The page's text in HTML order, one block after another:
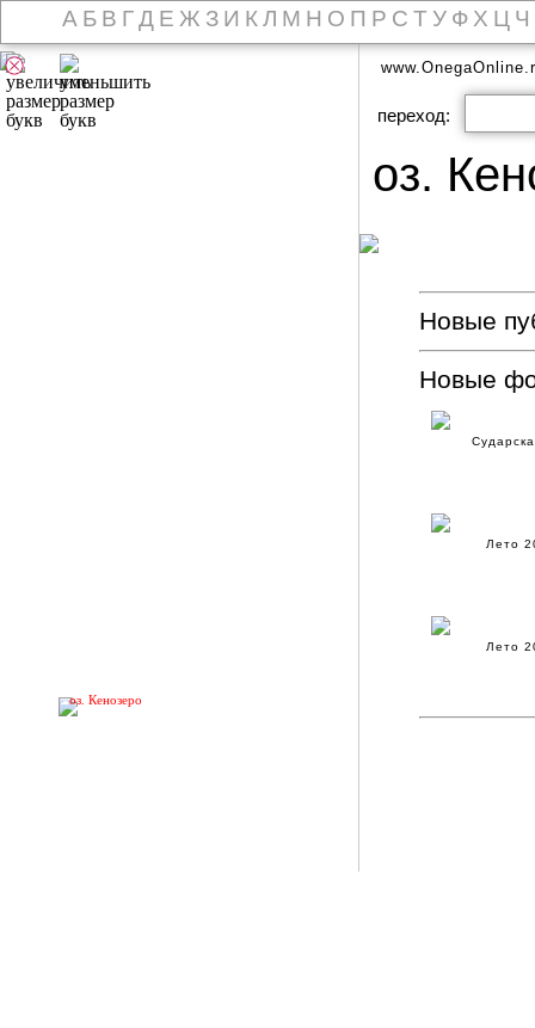
А Б В Г Д Е Ж З И К Л М Н О П Р С Т У Ф Х Ц Ч
оз. Кенозеро
переход:
оз.
Новые
Новые
Лето
Лето